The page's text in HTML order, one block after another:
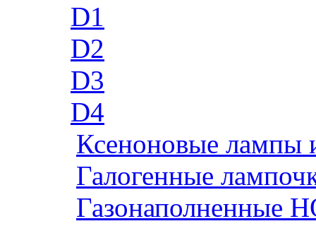
D1
D2
D3
D4
Ксеноновые лампы
Галогенные
Газонаполненные